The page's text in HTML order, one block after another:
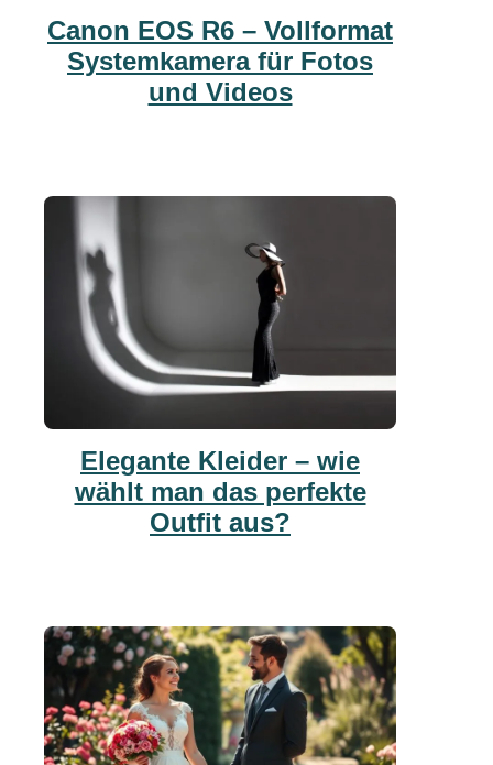
Canon EOS R6 – Vollformat
Systemkamera für Fotos
und Videos
Elegante Kleider – wie
wählt man das perfekte
Outfit aus?